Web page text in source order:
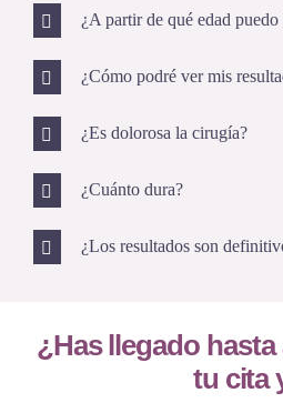
¿A partir de qué edad
¿Cómo podré ver mis
¿Es dolorosa la cirugía?
¿Cuánto dura?
¿Los resultados son
¿Has llegado
tu cita